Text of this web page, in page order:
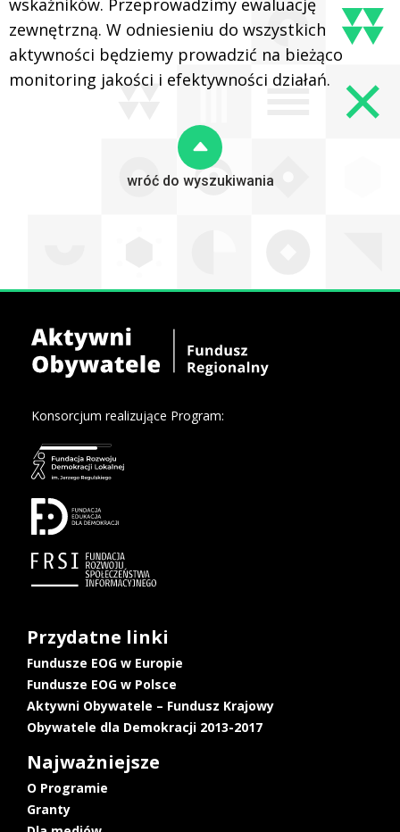
zewnętrzną. W odniesieniu do wszystkich
aktywności będziemy prowadzić na bieżąco
monitoring jakości i efektywności działań.
wróć do wyszukiwania
Konsorcjum realizujące Program:
Przydatne linki
Fundusze EOG w Europie
Fundusze EOG w Polsce
Aktywni Obywatele – Fundusz Krajowy
Obywatele dla Demokracji 2013-2017
Najważniejsze
O Programie
Granty